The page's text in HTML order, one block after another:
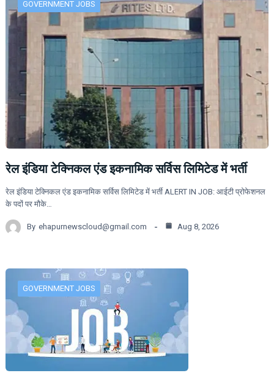
GOVERNMENT JOBS
रेल इंडिया टेक्निकल एंड इकनामिक सर्विस लिमिटेड में भर्ती
रेल इंडिया टेक्निकल एंड इकनामिक सर्विस लिमिटेड में भर्ती ALERT IN JOB: आईटी प्रोफेशनल
के पदों पर मौके…
By ehapurnewscloud@gmail.com Aug 8, 2026
GOVERNMENT JOBS